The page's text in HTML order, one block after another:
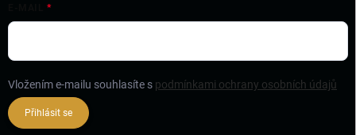
Vložením e-mailu souhlasíte s podmínkami ochrany osobních údajů
Přihlásit se